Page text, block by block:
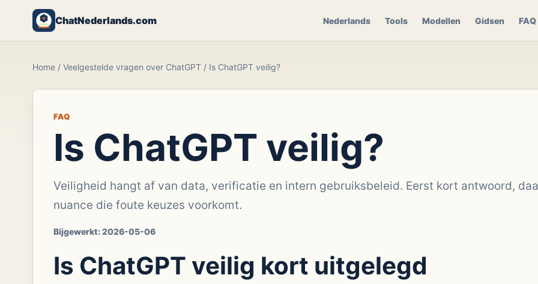
ChatNederlands.com Nederlands Tools Modellen Gidsen FAQ
Home/ Veelgestelde vragen over ChatGPT/ Is ChatGPT veilig?
FAQ
Is ChatGPT veilig?
Veiligheid hangt af van data, verificatie en intern gebruiksbeleid. Eerst kort antwoord,
nuance die foute keuzes voorkomt.
Bijgewerkt:2026-05-06
Is ChatGPT veilig kort uitgelegd